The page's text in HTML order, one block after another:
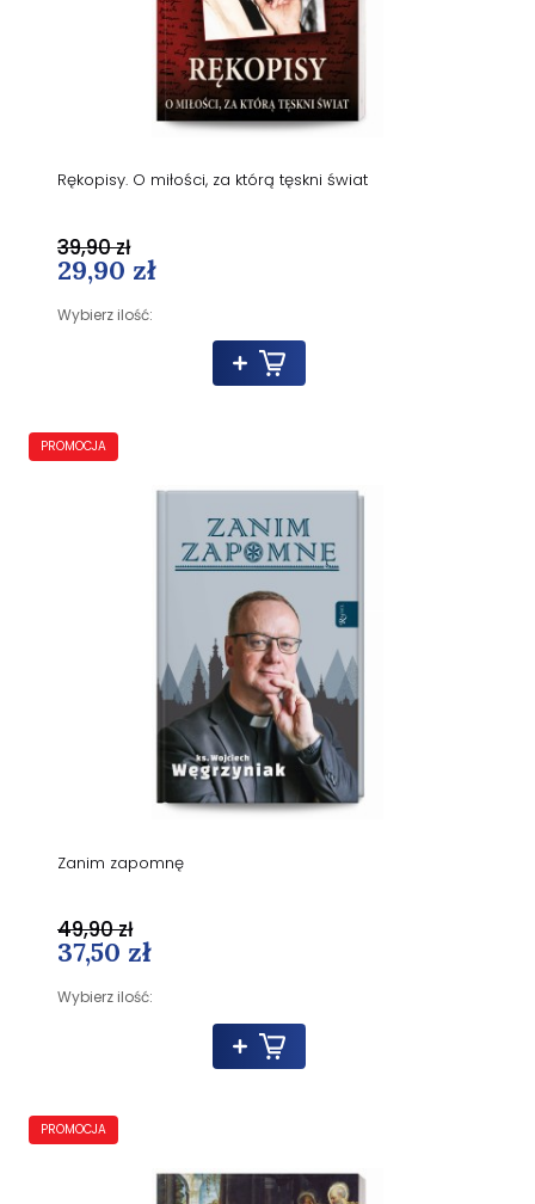
Rękopisy. O miłości, za którą tęskni świat
29,90 zł
Wybierz ilość:
39,90 zł
Zanim zapomnę
37,50 zł
Wybierz ilość:
49,90 zł
PROMOCJA
PROMOCJA